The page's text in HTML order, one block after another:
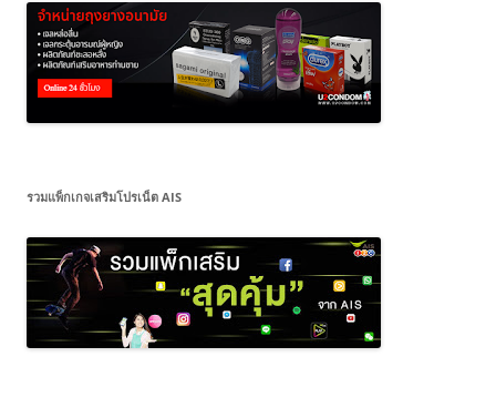
รวมแพ็กเกจเสริมโปรเน็ต AIS